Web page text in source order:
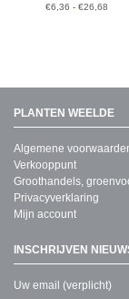
€6,36 - €26,68
PLANTEN WEELDE
Algemene
Verkooppunt
Groothandels,
Privacyverklaring
Mijn account
INSCHRIJVEN
Uw email (verplicht)